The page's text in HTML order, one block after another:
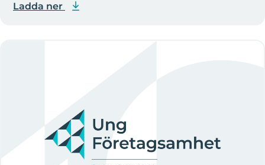
Ladda ner